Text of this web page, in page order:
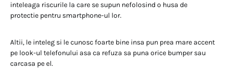
inteleaga riscurile la care se supun nefolosind o husa de
protectie pentru smartphone-ul lor.
Altii, le inteleg si le cunosc foarte bine insa pun prea mare accent
pe look-ul telefonului asa ca refuza sa puna orice bumper sau
carcasa pe el.